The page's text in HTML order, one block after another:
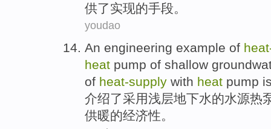
供了实现的手段 。
youdao
An engineering example of
heat pump of shallow
of heat-supply with heat pump
介绍了采用浅层地下水的水源热
供暖的经济性。